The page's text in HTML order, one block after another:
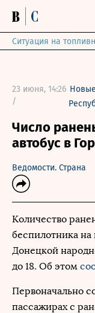
Ситуация на
23 июня, 14:26
/
Число
автобус в
Ведомости. Страна
Количество
беспилотника на
Донецкой
до 18. Об этом
Первоначально
пассажирах с